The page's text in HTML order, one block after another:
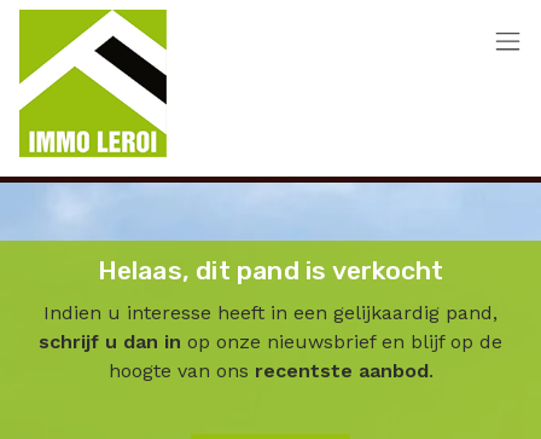
Menu overslaan en naar de inhoud gaan
Helaas, dit pand is verkocht
Indien u interesse heeft in een gelijkaardig pand,
schrijf u dan in op onze nieuwsbrief en blijf op de
hoogte van ons recentste aanbod.